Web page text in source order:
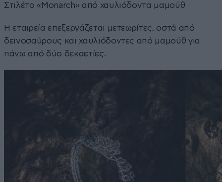
Στιλέτο «Monarch» από χαυλιόδοντα μαμούθ
Η εταιρεία επεξεργάζεται μετεωρίτες, οστά από
δεινοσαύρους και χαυλιόδοντες από μαμούθ για
πάνω από δύο δεκαετίες.